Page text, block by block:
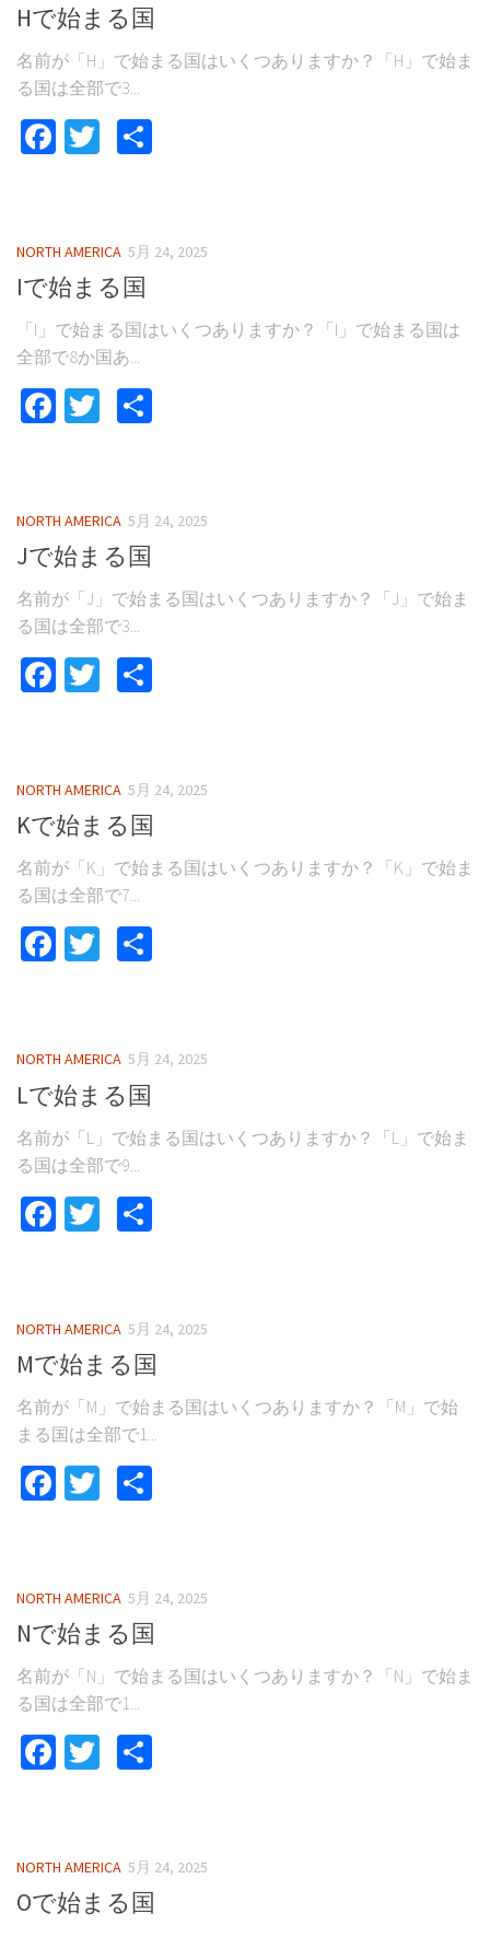
Hで始まる国
名前が「H」で始まる国はいくつありますか？「H」で始ま
る国は全部で3...
Facebook
Twitter
NORTH AMERICA 5月 24, 2025
Iで始まる国
「I」で始まる国はいくつありますか？「I」で始まる国は
全部で8か国あ...
Facebook
Twitter
NORTH AMERICA 5月 24, 2025
Jで始まる国
名前が「J」で始まる国はいくつありますか？「J」で始ま
る国は全部で3...
Facebook
Twitter
NORTH AMERICA 5月 24, 2025
Kで始まる国
名前が「K」で始まる国はいくつありますか？「K」で始ま
る国は全部で7...
Facebook
Twitter
NORTH AMERICA 5月 24, 2025
Lで始まる国
名前が「L」で始まる国はいくつありますか？「L」で始ま
る国は全部で9...
Facebook
Twitter
NORTH AMERICA 5月 24, 2025
Mで始まる国
名前が「M」で始まる国はいくつありますか？「M」で始
まる国は全部で1...
Facebook
Twitter
NORTH AMERICA 5月 24, 2025
Nで始まる国
名前が「N」で始まる国はいくつありますか？「N」で始ま
る国は全部で1...
Facebook
Twitter
NORTH AMERICA 5月 24, 2025
Oで始まる国